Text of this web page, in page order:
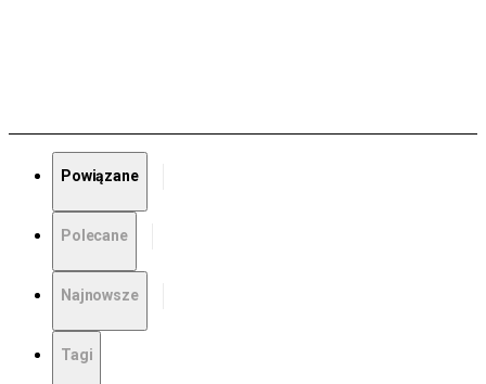
Powiązane
Polecane
Najnowsze
Tagi